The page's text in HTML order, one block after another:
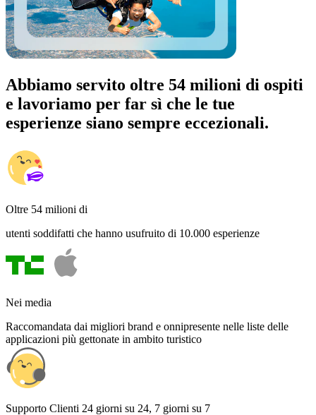
Abbiamo servito oltre 54 milioni di ospiti
e lavoriamo per far sì che le tue
esperienze siano sempre eccezionali.
Oltre 54 milioni di
utenti soddifatti che hanno usufruito di 10.000 esperienze
Nei media
Raccomandata dai migliori brand e onnipresente nelle liste delle
applicazioni più gettonate in ambito turistico
Supporto Clienti 24 giorni su 24, 7 giorni su 7